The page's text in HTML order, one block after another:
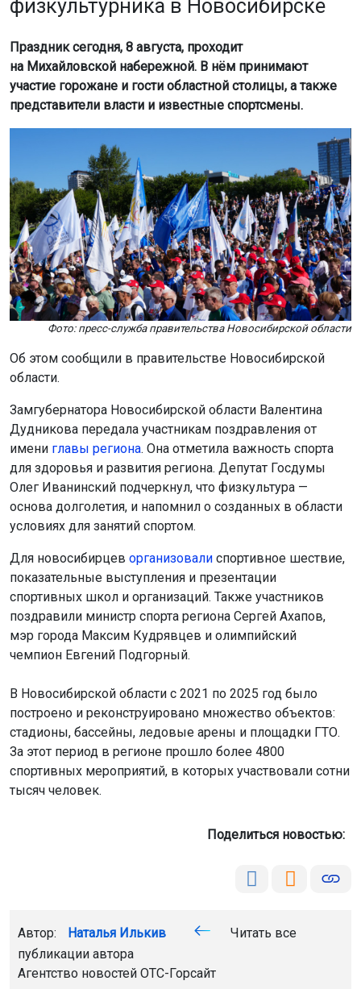
физкультурника в Новосибирске
Праздник сегодня, 8 августа, проходит
на Михайловской набережной. В нём принимают
участие горожане и гости областной столицы, а также
представители власти и известные спортсмены.
Фото: пресс-служба правительства Новосибирской области
Об этом сообщили в правительстве Новосибирской
области.
Замгубернатора Новосибирской области Валентина
Дудникова передала участникам поздравления от
имени главы региона. Она отметила важность спорта
для здоровья и развития региона. Депутат Госдумы
Олег Иванинский подчеркнул, что физкультура —
основа долголетия, и напомнил о созданных в области
условиях для занятий спортом.
Для новосибирцев организовали спортивное шествие,
показательные выступления и презентации
спортивных школ и организаций. Также участников
поздравили министр спорта региона Сергей Ахапов,
мэр города Максим Кудрявцев и олимпийский
чемпион Евгений Подгорный.
В Новосибирской области с 2021 по 2025 год было
построено и реконструировано множество объектов:
стадионы, бассейны, ледовые арены и площадки ГТО.
За этот период в регионе прошло более 4800
спортивных мероприятий, в которых участвовали сотни
тысяч человек.
Поделиться новостью:
Автор: Наталья Илькив
Читать все
публикации автора
Агентство новостей ОТС-Горсайт